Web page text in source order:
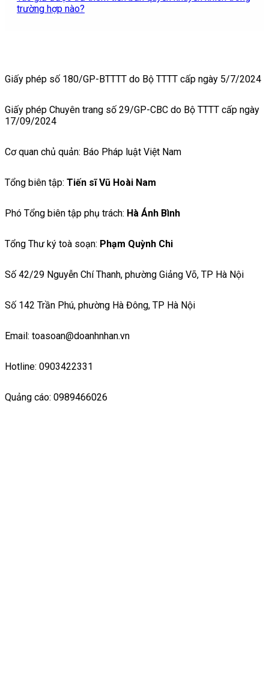
trường hợp nào?
Giấy phép số 180/GP-BTTTT do Bộ TTTT cấp ngày 5/7/2024
Giấy phép Chuyên trang số 29/GP-CBC do Bộ TTTT cấp ngày
17/09/2024
Cơ quan chủ quản: Báo Pháp luật Việt Nam
Tổng biên tập: Tiến sĩ Vũ Hoài Nam
Phó Tổng biên tập phụ trách: Hà Ánh Bình
Tổng Thư ký toà soạn: Phạm Quỳnh Chi
Số 42/29 Nguyễn Chí Thanh, phường Giảng Võ, TP Hà Nội
Số 142 Trần Phú, phường Hà Đông, TP Hà Nội
Email: toasoan@doanhnhan.vn
Hotline: 0903422331
Quảng cáo: 0989466026